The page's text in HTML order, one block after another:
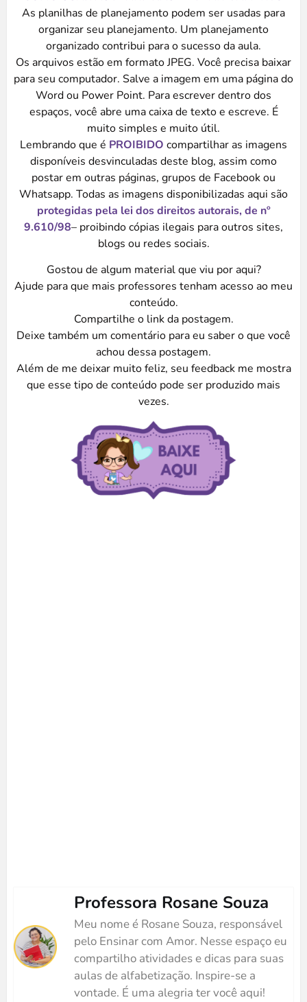
As planilhas de planejamento podem ser usadas para
organizar seu planejamento. Um planejamento
organizado contribui para o sucesso da aula.
Os arquivos estão em formato JPEG. Você precisa baixar
para seu computador. Salve a imagem em uma página do
Word ou Power Point. Para escrever dentro dos
espaços, você abre uma caixa de texto e escreve. É
muito simples e muito útil.
Lembrando que é PROIBIDO compartilhar as imagens
disponíveis desvinculadas deste blog, assim como
postar em outras páginas, grupos de Facebook ou
Whatsapp. Todas as imagens disponibilizadas aqui são
protegidas pela lei dos direitos autorais, de nº
9.610/98– proibindo cópias ilegais para outros sites,
blogs ou redes sociais.
Gostou de algum material que viu por aqui?
Ajude para que mais professores tenham acesso ao meu
conteúdo.
Compartilhe o link da postagem.
Deixe também um comentário para eu saber o que você
achou dessa postagem.
Além de me deixar muito feliz, seu feedback me mostra
que esse tipo de conteúdo pode ser produzido mais
vezes.
Professora Rosane Souza
Meu nome é Rosane Souza, responsável
pelo Ensinar com Amor. Nesse espaço eu
compartilho atividades e dicas para suas
aulas de alfabetização. Inspire-se a
vontade. É uma alegria ter você aqui!